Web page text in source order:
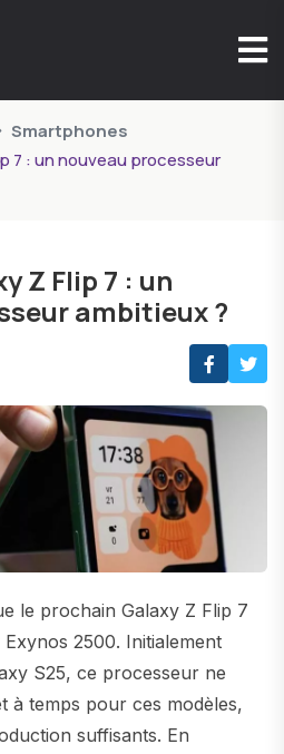
Smartphones
7 : un nouveau processeur
Z Flip 7 : un
ambitieux ?
le prochain Galaxy Z Flip 7
2500. Initialement
S25, ce processeur ne
à temps pour ces modèles,
suffisants. En